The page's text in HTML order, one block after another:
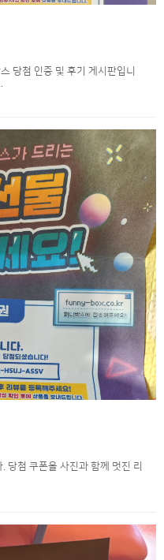
당첨 인증 및 후기 게시판입니
당첨 쿠폰을 사진과 함께 멋진 리